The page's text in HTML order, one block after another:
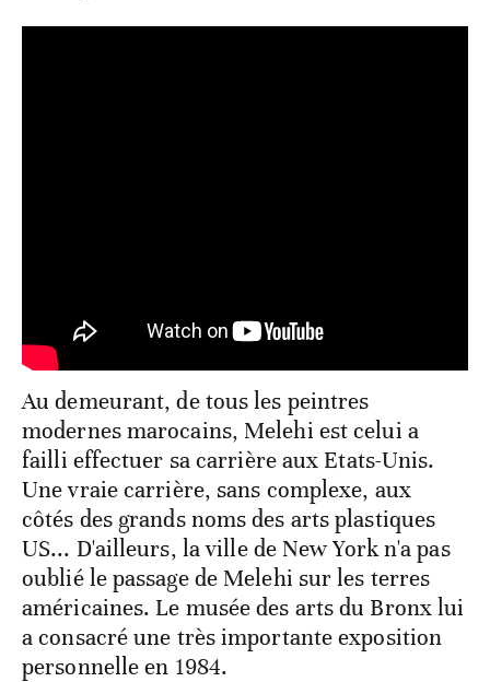
Au demeurant, de tous les peintres
modernes marocains, Melehi est celui a
failli effectuer sa carrière aux Etats-Unis.
Une vraie carrière, sans complexe, aux
côtés des grands noms des arts plastiques
US... D'ailleurs, la ville de New York n'a pas
oublié le passage de Melehi sur les terres
américaines. Le musée des arts du Bronx lui
a consacré une très importante exposition
personnelle en 1984.